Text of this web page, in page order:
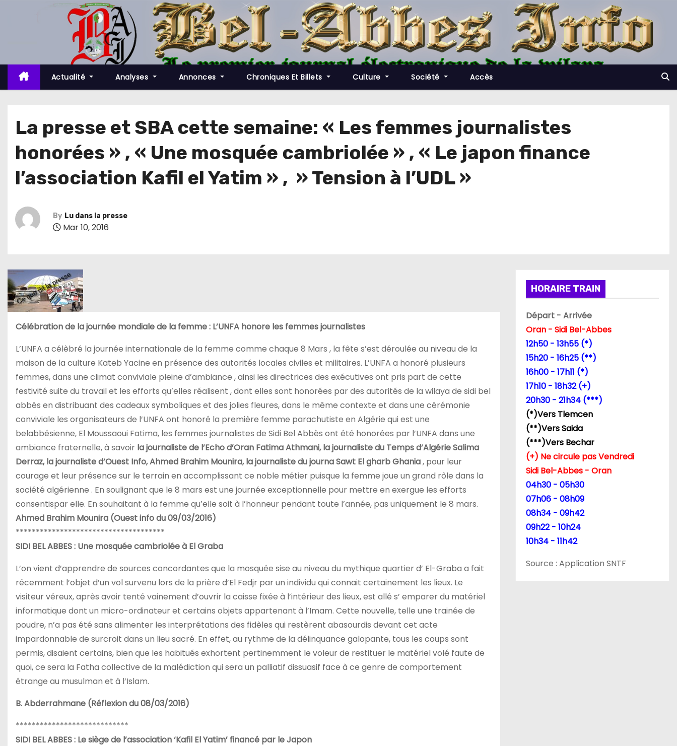
t
c
Actualité Analyses Annonces Chroniques Et Billets Culture Société Accès
La presse et SBA cette semaine: « Les femmes journalistes
honorées » , « Une mosquée cambriolée » , « Le japon finance
l’association Kafil el Yatim » , » Tension à l’UDL »
By Lu dans la presse
Mar 10, 2016
Célébration de la journée mondiale de la femme : L’UNFA honore les femmes journalistes
L’UNFA a célèbré la journée internationale de la femme comme chaque 8 Mars , la fête s’est déroulée au niveau de la
maison de la culture Kateb Yacine en présence des autorités locales civiles et militaires. L’UNFA a honoré plusieurs
femmes, dans une climat conviviale pleine d’ambiance , ainsi les directrices des exécutives ont pris part de cette
festivité suite du travail et les efforts qu’elles réalisent , dont elles sont honorées par des autorités de la wilaya de sidi bel
abbés en distribuant des cadeaux symboliques et des jolies fleures, dans le même contexte et dans une cérémonie
conviviale les organisateurs de l’UNFA ont honoré la première femme parachutiste en Algérie qui est une
belabbésienne, El Moussaoui Fatima, les femmes journalistes de Sidi Bel Abbès ont été honorées par l’UNFA dans une
ambiance fraternelle, à savoir la journaliste de l’Echo d’Oran Fatima Athmani, la journaliste du Temps d’Algérie Salima
Derraz, la journaliste d’Ouest Info, Ahmed Brahim Mounira, la journaliste du journa Sawt El gharb Ghania, pour leur
courage et leur présence sur le terrain en accomplissant ce noble métier puisque la femme joue un grand rôle dans la
société algérienne . En soulignant que le 8 mars est une journée exceptionnelle pour mettre en exergue les efforts
consentispar elle. En souhaitant à la femme qu’elle soit à l’honneur pendant toute l’année, pas uniquement le 8 mars.
Ahmed Brahim Mounira (Ouest info du 09/03/2016)
*************************************
SIDI BEL ABBES : Une mosquée cambriolée à El Graba
L’on vient d’apprendre de sources concordantes que la mosquée sise au niveau du mythique quartier d’ El-Graba a fait
récemment l’objet d’un vol survenu lors de la prière d’El Fedjr par un individu qui connait certainement les lieux. Le
visiteur véreux, après avoir tenté vainement d’ouvrir la caisse fixée à l’intérieur des lieux, est allé s’ emparer du matériel
informatique dont un micro-ordinateur et certains objets appartenant à l’Imam. Cette nouvelle, telle une trainée de
poudre, n’a pas été sans alimenter les interprétations des fidèles qui restèrent abasourdis devant cet acte
impardonnable de surcroit dans un lieu sacré. En effet, au rythme de la délinquance galopante, tous les coups sont
permis, disaient certains, bien que les habitués exhortent pertinemment le voleur de restituer le matériel volé faute de
quoi, ce sera la Fatha collective de la malédiction qui sera un palliatif dissuasif face à ce genre de comportement
étrange au musulman et à l’Islam.
B. Abderrahmane (Réflexion du 08/03/2016)
****************************
SIDI BEL ABBES : Le siège de l’association ‘Kafil El Yatim’ financé par le Japon
HORAIRE TRAIN
Départ - Arrivée
Oran - Sidi Bel-Abbes
12h50 - 13h55 (*)
15h20 - 16h25 (**)
16h00 - 17h11 (*)
17h10 - 18h32 (+)
20h30 - 21h34 (***)
(*)Vers Tlemcen
(**)Vers Saida
(***)Vers Bechar
(+) Ne circule pas Vendredi
Sidi Bel-Abbes - Oran
04h30 - 05h30
07h06 - 08h09
08h34 - 09h42
09h22 - 10h24
10h34 - 11h42
Source : Application SNTF